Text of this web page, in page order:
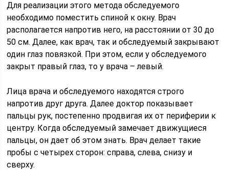
Для реализации этого метода обследуемого
необходимо поместить спиной к окну. Врач
располагается напротив него, на расстоянии от 30 до
50 см. Далее, как врач, так и обследуемый закрывают
один глаз повязкой. При этом, если у обследуемого
закрыт правый глаз, то у врача – левый.
Лица врача и обследуемого находятся строго
напротив друг друга. Далее доктор показывает
пальцы рук, постепенно продвигая их от периферии к
центру. Когда обследуемый замечает движущиеся
пальцы, он дает об этом знать. Врач делает такие
пробы с четырех сторон: справа, слева, снизу и
сверху.